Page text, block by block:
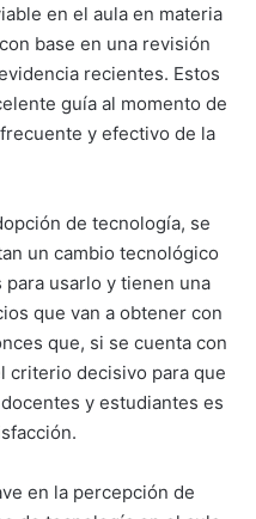
en el aula en materia
base en una revisión
recientes. Estos
guía al momento de
y efectivo de la
de tecnología, se
un cambio tecnológico
usarlo y tienen una
que van a obtener con
que, si se cuenta con
criterio decisivo para que
y estudiantes es
en la percepción de